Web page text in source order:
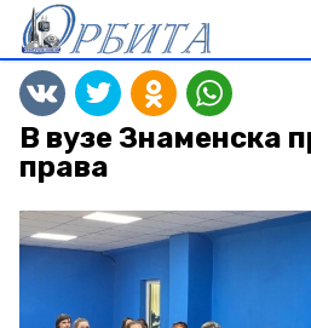
В вузе Знаменска
права